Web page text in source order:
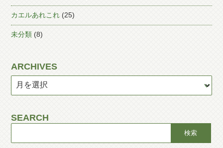
カエルあれこれ (25)
未分類 (8)
ARCHIVES
SEARCH